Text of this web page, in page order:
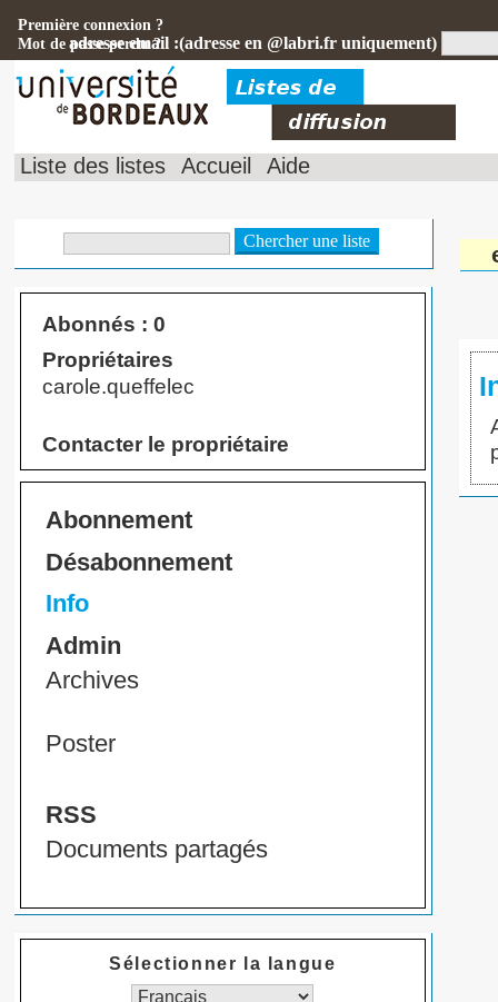
adresse email :(adresse en @labri.fr uniquement)
Première connexion ?
Mot de passe perdu ?
Liste des listes Accueil Aide
Abonnés : 0
Propriétaires
carole.queffelec
Contacter le propriétaire
Abonnement
Désabonnement
Info
Admin
Archives
Poster
RSS
Documents partagés
Sélectionner la langue